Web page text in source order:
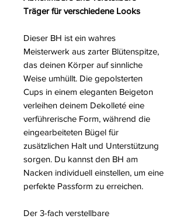
Träger für verschiedene Looks
Dieser BH ist ein wahres
Meisterwerk aus zarter Blütenspitze,
das deinen Körper auf sinnliche
Weise umhüllt. Die gepolsterten
Cups in einem eleganten Beigeton
verleihen deinem Dekolleté eine
verführerische Form, während die
eingearbeiteten Bügel für
zusätzlichen Halt und Unterstützung
sorgen. Du kannst den BH am
Nacken individuell einstellen, um eine
perfekte Passform zu erreichen.
Der 3-fach verstellbare